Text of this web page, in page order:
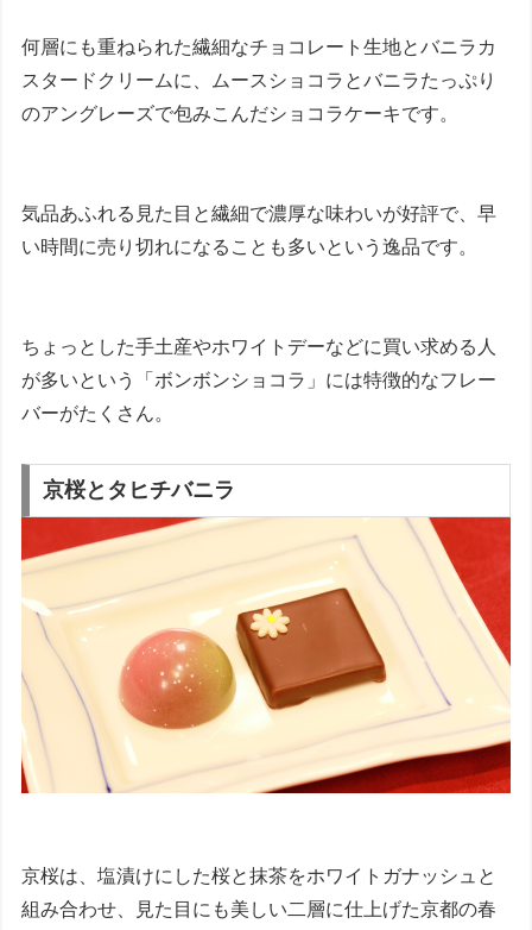
何層にも重ねられた繊細なチョコレート生地とバニラカ
スタードクリームに、ムースショコラとバニラたっぷり
のアングレーズで包みこんだショコラケーキです。
気品あふれる見た目と繊細で濃厚な味わいが好評で、早
い時間に売り切れになることも多いという逸品です。
ちょっとした手土産やホワイトデーなどに買い求める人
が多いという「ボンボンショコラ」には特徴的なフレー
バーがたくさん。
京桜とタヒチバニラ
京桜は、塩漬けにした桜と抹茶をホワイトガナッシュと
組み合わせ、見た目にも美しい二層に仕上げた京都の春